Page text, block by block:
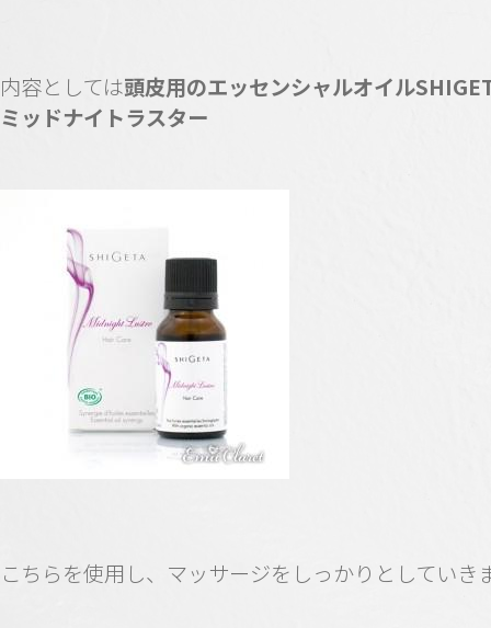
内容としては頭皮用のエッセンシャルオイル
ミッドナイトラスター
こちらを使用し、マッサージをしっかりとしていき